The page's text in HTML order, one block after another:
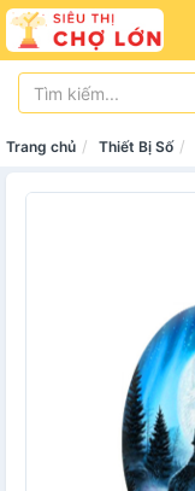
Trang chủ Thiết Bị Số